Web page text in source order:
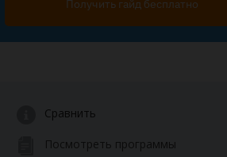
Получить гайд бесплатно
Сравнить
Посмотреть программы